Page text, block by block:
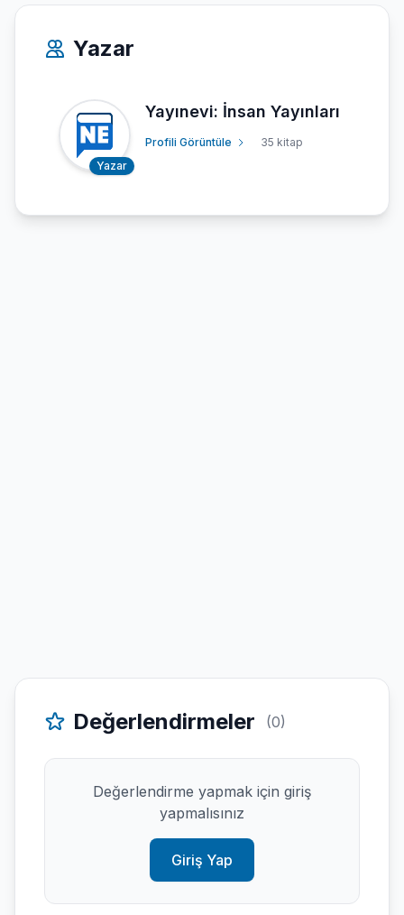
Yazar
Yazar
Yayınevi: İnsan Yayınları
Profili Görüntüle 35 kitap
Değerlendirmeler (0)
Değerlendirme yapmak için giriş
yapmalısınız
Giriş Yap